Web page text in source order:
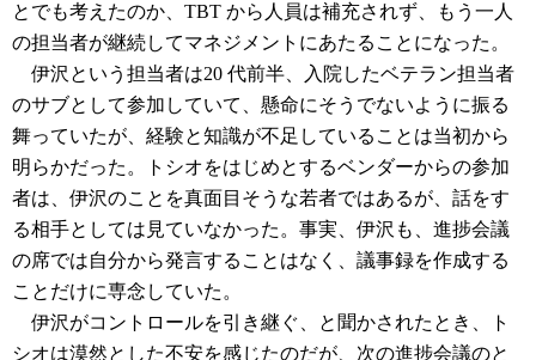
とでも考えたのか、TBT から人員は補充されず、もう一人
の担当者が継続してマネジメントにあたることになった。
伊沢という担当者は20 代前半、入院したベテラン担当者
のサブとして参加していて、懸命にそうでないように振る
舞っていたが、経験と知識が不足していることは当初から
明らかだった。トシオをはじめとするベンダーからの参加
者は、伊沢のことを真面目そうな若者ではあるが、話をす
る相手としては見ていなかった。事実、伊沢も、進捗会議
の席では自分から発言することはなく、議事録を作成する
ことだけに専念していた。
伊沢がコントロールを引き継ぐ、と聞かされたとき、ト
シオは漠然とした不安を感じたのだが、次の進捗会議のと